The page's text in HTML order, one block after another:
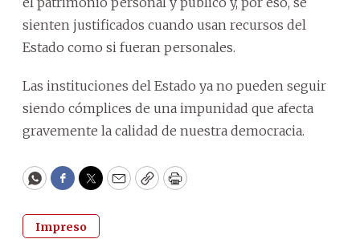
sienten justificados cuando usan recursos del
Estado como si fueran personales.
Las instituciones del Estado ya no pueden seguir
siendo cómplices de una impunidad que afecta
gravemente la calidad de nuestra democracia.
WhatsApp
Facebook
Twitter
EmailCopyPrint
Impreso